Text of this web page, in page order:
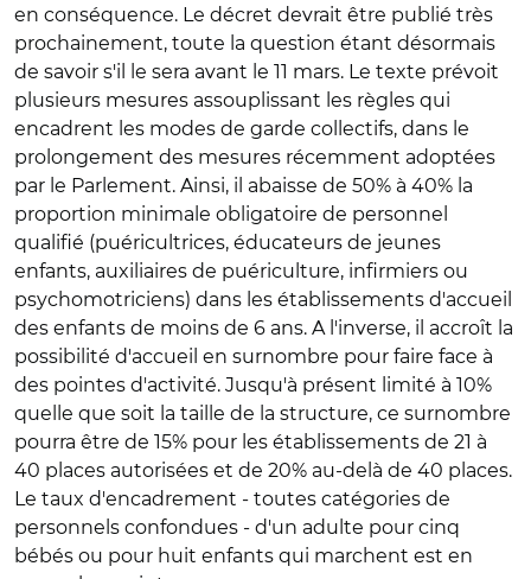
en conséquence. Le décret devrait être publié très
prochainement, toute la question étant désormais
de savoir s'il le sera avant le 11 mars. Le texte prévoit
plusieurs mesures assouplissant les règles qui
encadrent les modes de garde collectifs, dans le
prolongement des mesures récemment adoptées
par le Parlement. Ainsi, il abaisse de 50% à 40% la
proportion minimale obligatoire de personnel
qualifié (puéricultrices, éducateurs de jeunes
enfants, auxiliaires de puériculture, infirmiers ou
psychomotriciens) dans les établissements d'accueil
des enfants de moins de 6 ans. A l'inverse, il accroît la
possibilité d'accueil en surnombre pour faire face à
des pointes d'activité. Jusqu'à présent limité à 10%
quelle que soit la taille de la structure, ce surnombre
pourra être de 15% pour les établissements de 21 à
40 places autorisées et de 20% au-delà de 40 places.
Le taux d'encadrement - toutes catégories de
personnels confondues - d'un adulte pour cinq
bébés ou pour huit enfants qui marchent est en